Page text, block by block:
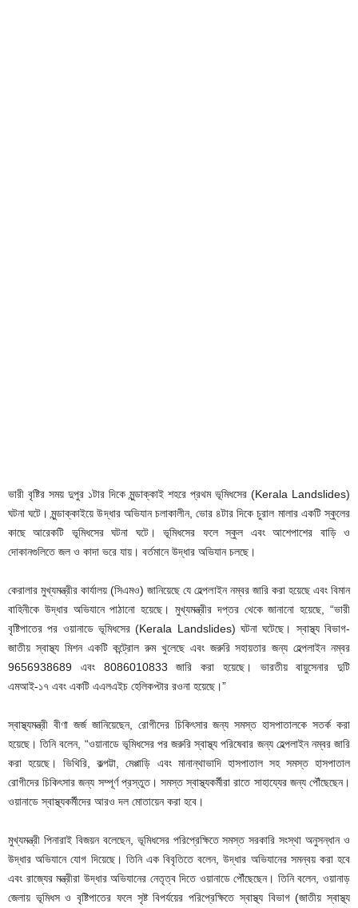
ভারী বৃষ্টির সময় দুপুর ১টার দিকে মুন্ডাক্কাই শহরে প্রথম ভূমিধসের (Kerala Landslides)
ঘটনা ঘটে। মুন্ডাক্কাইয়ে উদ্ধার অভিযান চলাকালীন, ভোর ৪টার দিকে চুরাল মালার একটি স্কুলের
কাছে আরেকটি ভূমিধসের ঘটনা ঘটে। ভূমিধসের ফলে স্কুল এবং আশেপাশের বাড়ি ও
দোকানগুলিতে জল ও কাদা ভরে যায়। বর্তমানে উদ্ধার অভিযান চলছে।
কেরালার মুখ্যমন্ত্রীর কার্যালয় (সিএমও) জানিয়েছে যে হেল্পলাইন নম্বর জারি করা হয়েছে এবং বিমান
বাহিনীকে উদ্ধার অভিযানে পাঠানো হয়েছে। মুখ্যমন্ত্রীর দপ্তর থেকে জানানো হয়েছে, “ভারী
বৃষ্টিপাতের পর ওয়ানাডে ভূমিধসের (Kerala Landslides) ঘটনা ঘটেছে। স্বাস্থ্য বিভাগ-
জাতীয় স্বাস্থ্য মিশন একটি কন্ট্রোল রুম খুলেছে এবং জরুরি সহায়তার জন্য হেল্পলাইন নম্বর
9656938689 এবং 8086010833 জারি করা হয়েছে। ভারতীয় বায়ুসেনার দুটি
এমআই-১৭ এবং একটি এএলএইচ হেলিকপ্টার রওনা হয়েছে।”
স্বাস্থ্যমন্ত্রী বীণা জর্জ জানিয়েছেন, রোগীদের চিকিৎসার জন্য সমস্ত হাসপাতালকে সতর্ক করা
হয়েছে। তিনি বলেন, “ওয়ানাডে ভূমিধসের পর জরুরি স্বাস্থ্য পরিষেবার জন্য হেল্পলাইন নম্বর জারি
করা হয়েছে। ভিথিরি, কল্পট্টা, মেপ্পাড়ি এবং মানান্থাভাদি হাসপাতাল সহ সমস্ত হাসপাতাল
রোগীদের চিকিৎসার জন্য সম্পূর্ণ প্রস্তুত। সমস্ত স্বাস্থ্যকর্মীরা রাতে সাহায্যের জন্য পৌঁছেছেন।
ওয়ানাডে স্বাস্থ্যকর্মীদের আরও দল মোতায়েন করা হবে।
মুখ্যমন্ত্রী পিনারাই বিজয়ন বলেছেন, ভূমিধসের পরিপ্রেক্ষিতে সমস্ত সরকারি সংস্থা অনুসন্ধান ও
উদ্ধার অভিযানে যোগ দিয়েছে। তিনি এক বিবৃতিতে বলেন, উদ্ধার অভিযানের সমন্বয় করা হবে
এবং রাজ্যের মন্ত্রীরা উদ্ধার অভিযানের নেতৃত্ব দিতে ওয়ানাডে পৌঁছেছেন। তিনি বলেন, ওয়ানাড়
জেলায় ভূমিধস ও বৃষ্টিপাতের ফলে সৃষ্ট বিপর্যয়ের পরিপ্রেক্ষিতে স্বাস্থ্য বিভাগ (জাতীয় স্বাস্থ্য